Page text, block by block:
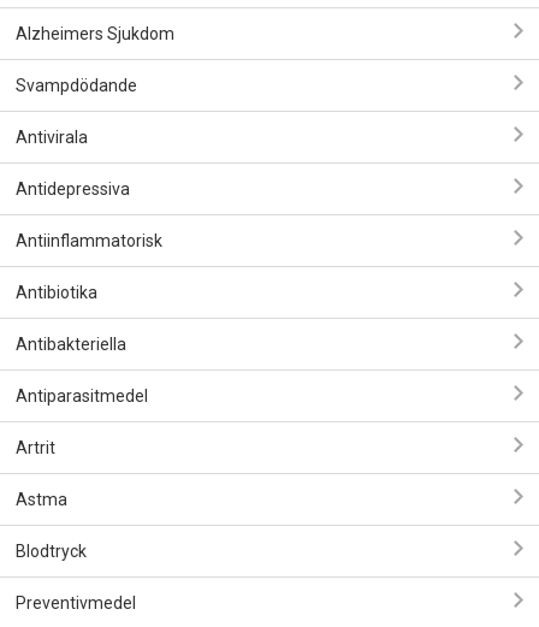
Alzheimers Sjukdom
Svampdödande
Antivirala
Antidepressiva
Antiinflammatorisk
Antibiotika
Antibakteriella
Antiparasitmedel
Artrit
Astma
Blodtryck
Preventivmedel